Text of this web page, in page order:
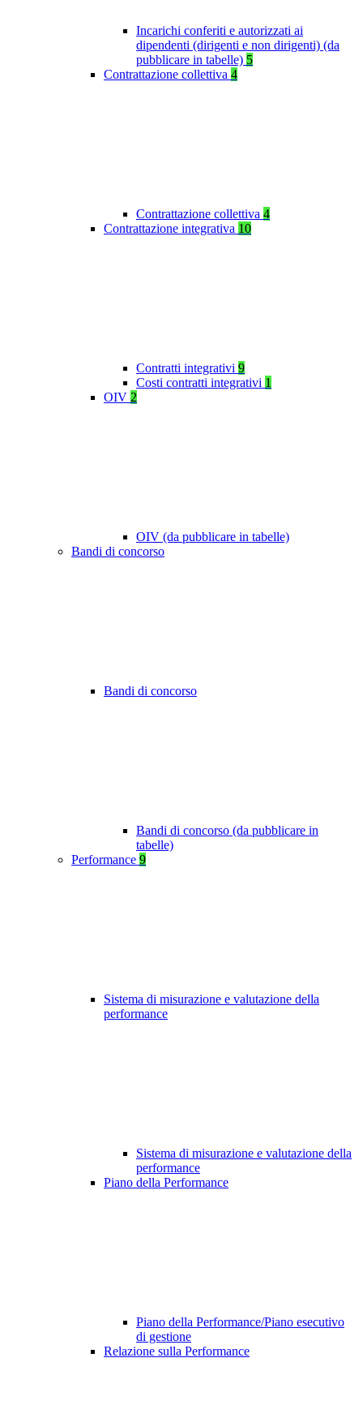
Incarichi conferiti e autorizzati ai
dipendenti (dirigenti e non dirigenti) (da
pubblicare in tabelle) 5
Contrattazione collettiva 4
Contrattazione collettiva 4
Contrattazione integrativa 10
Contratti integrativi 9
Costi contratti integrativi 1
OIV 2
OIV (da pubblicare in tabelle)
Bandi di concorso
Bandi di concorso
Bandi di concorso (da pubblicare in
tabelle)
Performance 9
Sistema di misurazione e valutazione della
performance
Sistema di misurazione e valutazione della
performance
Piano della Performance
Piano della Performance/Piano esecutivo
di gestione
Relazione sulla Performance